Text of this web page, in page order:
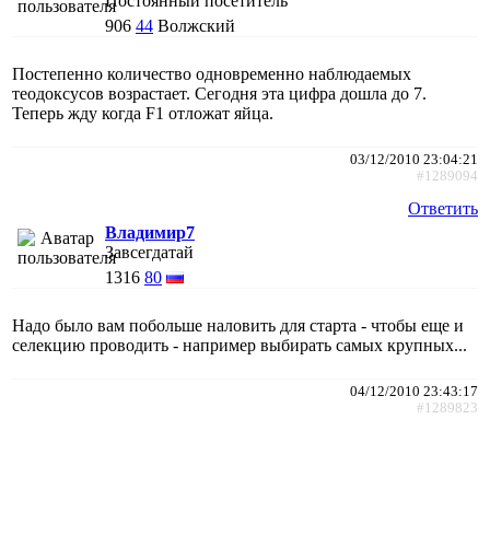
906 44 Волжский
Постепенно количество одновременно наблюдаемых
теодоксусов возрастает. Сегодня эта цифра дошла до 7.
Теперь жду когда F1 отложат яйца.
03/12/2010 23:04:21
#1289094
Ответить
Владимир7
Завсегдатай
1316 80
Надо было вам побольше наловить для старта - чтобы еще и
селекцию проводить - например выбирать самых крупных...
04/12/2010 23:43:17
#1289823